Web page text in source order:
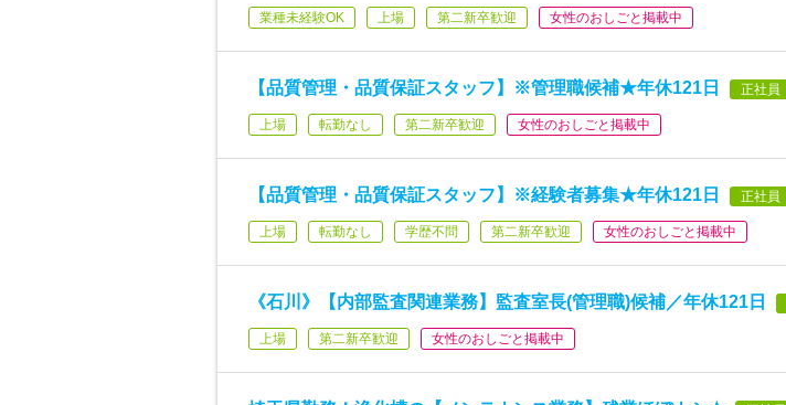
業種未経験OK 上場 第二新卒歓迎 女性のおしごと掲載中
【品質管理・品質保証スタッフ】※管理職候補★年休121日 正社員
上場 転勤なし 第二新卒歓迎 女性のおしごと掲載中
【品質管理・品質保証スタッフ】※経験者募集★年休121日 正社員
上場 転勤なし 学歴不問 第二新卒歓迎 女性のおしごと掲載中
《石川》【内部監査関連業務】監査室長(管理職)候補／年休121日
上場 第二新卒歓迎 女性のおしごと掲載中